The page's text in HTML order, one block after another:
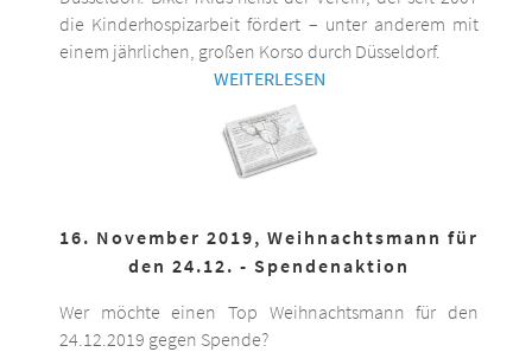
die Kinderhospizarbeit fördert – unter anderem mit
einem jährlichen, großen Korso durch Düsseldorf.
WEITERLESEN
16. November 2019, Weihnachtsmann für
den 24.12. - Spendenaktion
Wer möchte einen Top Weihnachtsmann für den
24.12.2019 gegen Spende?